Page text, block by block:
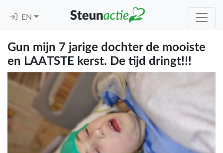
EN
Gun mijn 7 jarige dochter de mooiste
en LAATSTE kerst. De tijd dringt!!!